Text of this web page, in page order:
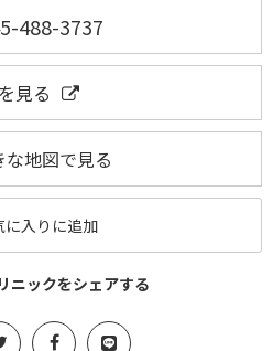
488-3737
見る
な地図で見る
に入りに追加
ニックをシェアする